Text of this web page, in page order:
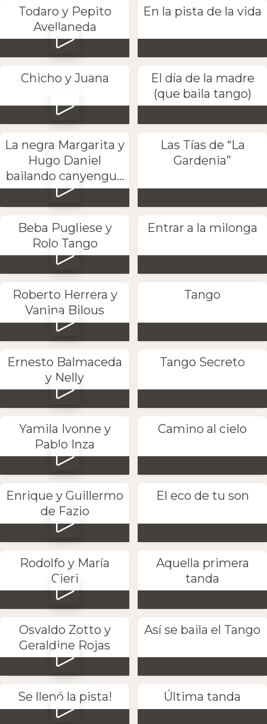
Todaro y Pepito
Avellaneda
En la pista de la vida
Chicho y Juana
El día de la madre
(que baila tango)
La negra Margarita y
Hugo Daniel
bailando canyengu...
Las Tías de “La
Gardenia”
Beba Pugliese y
Rolo Tango
Entrar a la milonga
Roberto Herrera y
Vanina Bilous
Tango
Ernesto Balmaceda
y Nelly
Tango Secreto
Yamila Ivonne y
Pablo Inza
Camino al cielo
Enrique y Guillermo
de Fazio
El eco de tu son
Rodolfo y María
Cieri
Aquella primera
tanda
Osvaldo Zotto y
Geraldine Rojas
Así se baila el Tango
Se llenó la pista! Última tanda